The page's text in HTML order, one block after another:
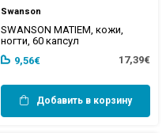
Swanson
SWANSON MATIEM, кожи,
ногти, 60 капсул
9,56€
17,39€
Добавить в корзину